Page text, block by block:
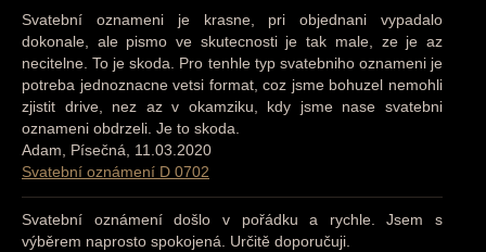
Svatební oznameni je krasne, pri objednani vypadalo
dokonale, ale pismo ve skutecnosti je tak male, ze je az
necitelne. To je skoda. Pro tenhle typ svatebniho oznameni je
potreba jednoznacne vetsi format, coz jsme bohuzel nemohli
zjistit drive, nez az v okamziku, kdy jsme nase svatebni
oznameni obdrzeli. Je to skoda.
Adam, Písečná, 11.03.2020
Svatební oznámení D 0702
Svatební oznámení došlo v pořádku a rychle. Jsem s
výběrem naprosto spokojená. Určitě doporučuji.